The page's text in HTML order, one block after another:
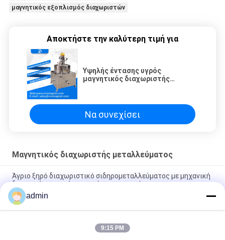
μαγνητικός εξοπλισμός διαχωριστών
Αποκτήστε την καλύτερη τιμή για
Υψηλής έντασης υγρός
μαγνητικός διαχωριστής
Να συνεχίσει
Μαγνητικός διαχωριστής μεταλλεύματος
Άγριο ξηρό διαχωριστικό σιδηρομεταλλεύματος με μηχανική
δονητική συσκευή μεταποίησης ορυκτών
Οι ισχυροί μόνιμοι μαγνήτες, μαγνητικός διαχωριστής
μεταλλεύματος προσαρμόζουν
Μαγνητικός διαχωριστής Slon ανοξείδωτου, αυτόματος
admin
9:15 PM